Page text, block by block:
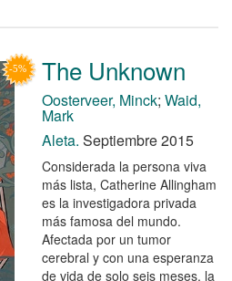
The Unknown
Oosterveer, Minck; Waid,
Mark
Aleta. Septiembre 2015
Considerada la persona viva
más lista, Catherine Allingham
es la investigadora privada
más famosa del mundo.
Afectada por un tumor
cerebral y con una esperanza
de vida de solo seis meses, la